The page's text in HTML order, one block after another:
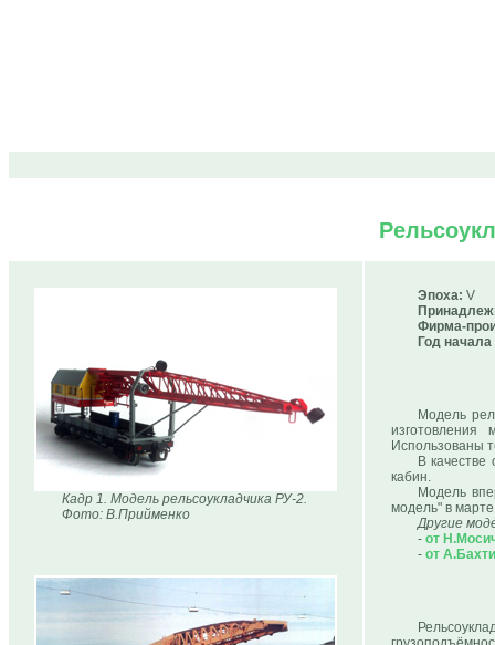
Кадр 1. Модель рельсоукладчика РУ-2.
Фото: В.Прийменко
Эпоха: V
Фирма-
Год
Модель
Использованы
В
кабин.
Модель
модель" в марте
Другие
- от
- от